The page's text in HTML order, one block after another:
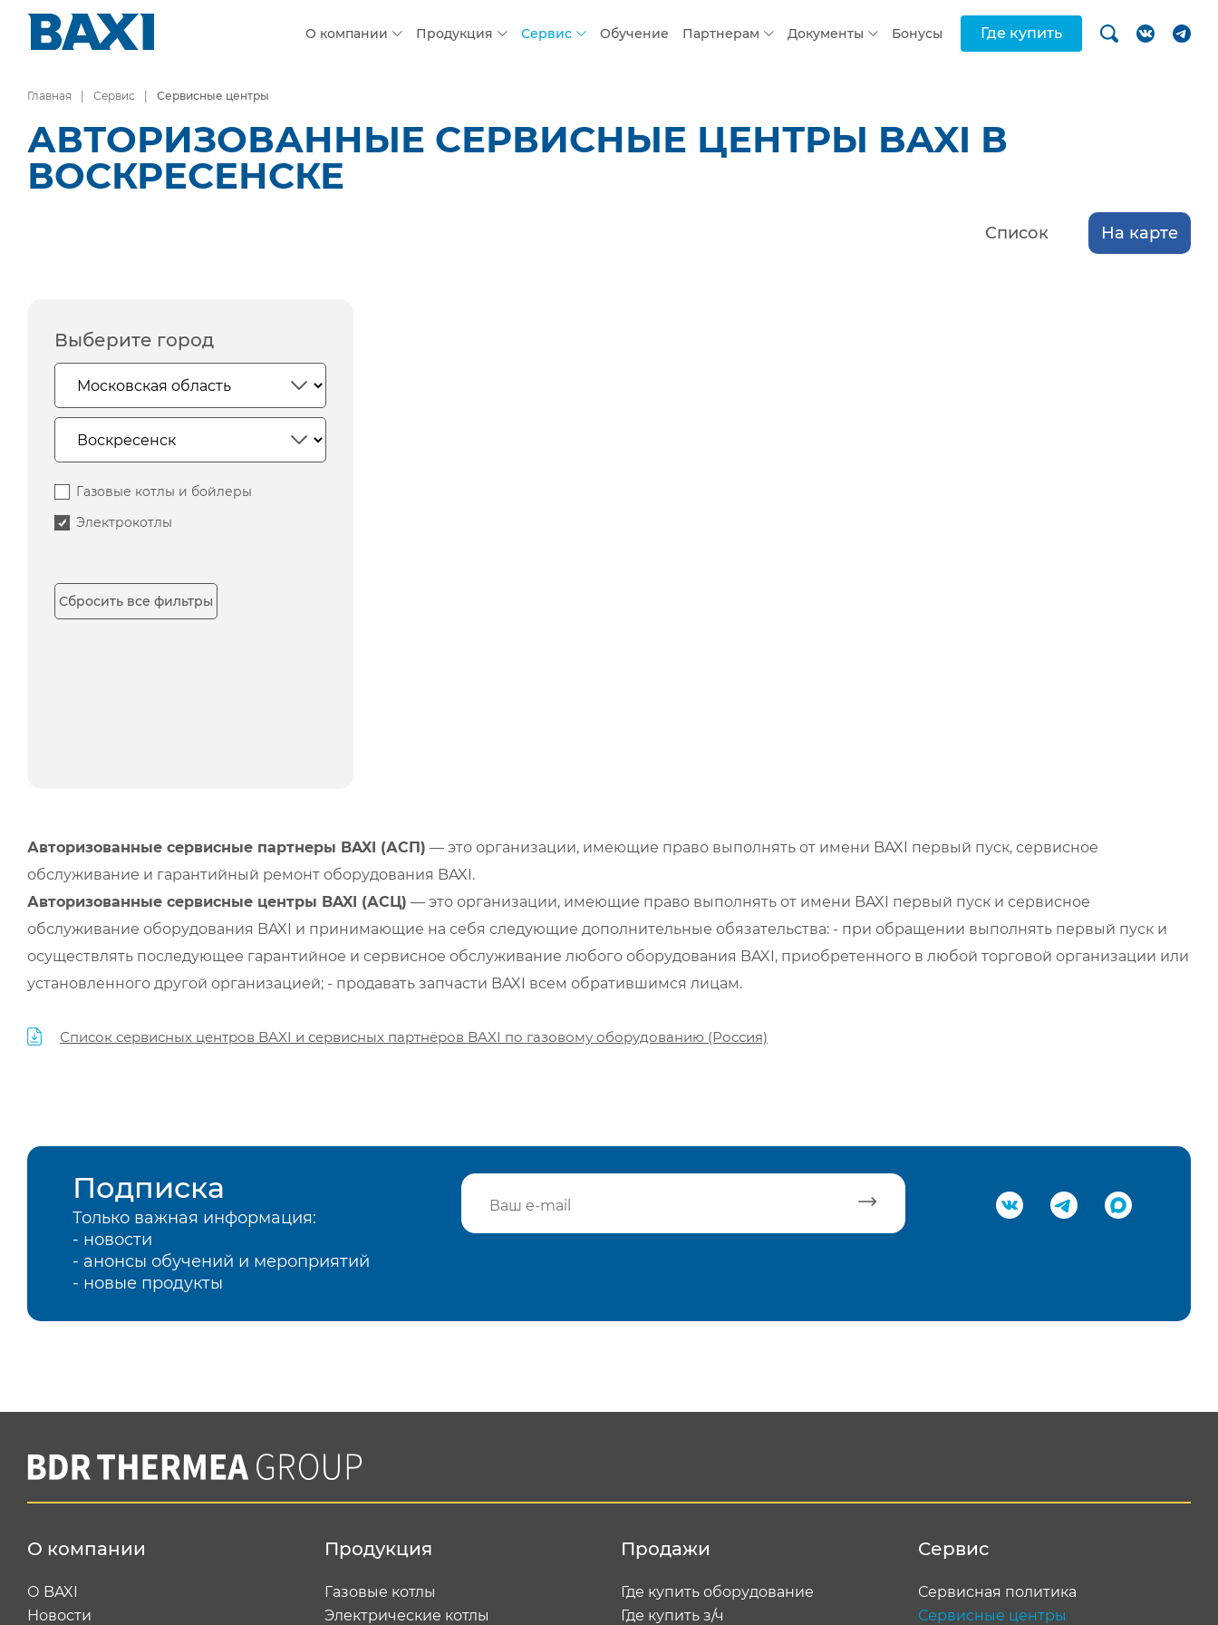
О компании Продукция Сервис Обучение Партнерам Документы Бонусы Где купить
Главная Сервис Сервисные центры
АВТОРИЗОВАННЫЕ СЕРВИСНЫЕ ЦЕНТРЫ BAXI В
ВОСКРЕСЕНСКЕ
Список На карте
Выберите город
Газовые котлы и бойлеры
Электрокотлы
Сбросить все фильтры
Авторизованные сервисные партнеры BAXI (АСП) — это организации, имеющие право выполнять от имени BAXI первый пуск, сервисное
обслуживание и гарантийный ремонт оборудования BAXI.
Авторизованные сервисные центры BAXI (АСЦ) — это организации, имеющие право выполнять от имени BAXI первый пуск и сервисное
обслуживание оборудования BAXI и принимающие на себя следующие дополнительные обязательства: - при обращении выполнять первый пуск и
осуществлять последующее гарантийное и сервисное обслуживание любого оборудования BAXI, приобретенного в любой торговой организации или
установленного другой организацией; - продавать запчасти BAXI всем обратившимся лицам.
Список сервисных центров BAXI и сервисных партнёров BAXI по газовому оборудованию (Россия)
Подписка
Только важная информация:
- новости
- анонсы обучений и мероприятий
- новые продукты
О компании
О BAXI
Новости
Продукция
Газовые котлы
Электрические котлы
Продажи
Где купить оборудование
Где купить з/ч
Сервис
Сервисная политика
Сервисные центры